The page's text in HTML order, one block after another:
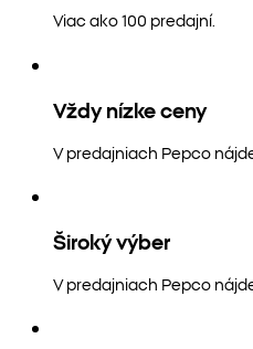
Viac ako 100 predajní.
Vždy nízke ceny
V predajniach Pepco
Široký výber
V predajniach Pepco